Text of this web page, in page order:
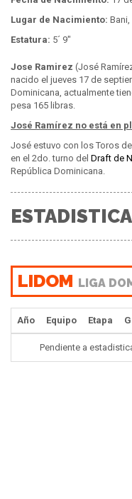
Lugar de Nacimiento:
Estatura: 5´ 9"
Jose Ramirez (José
nacido el jueves 17 de
Dominicana, actualmente
pesa 165 libras.
José Ramírez no está en
José estuvo con los Toros
en el 2do. turno del Draft de
República Dominicana.
LIDOM LIGA
Año Equipo Etapa G
Pendiente a